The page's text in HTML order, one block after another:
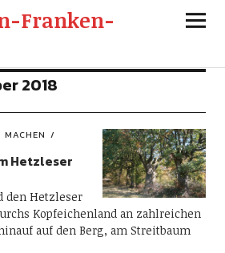
Franken-
2018
MACHEN
Hetzleser
den Hetzleser
Kopfeichenland an zahlreichen
auf den Berg, am Streitbaum